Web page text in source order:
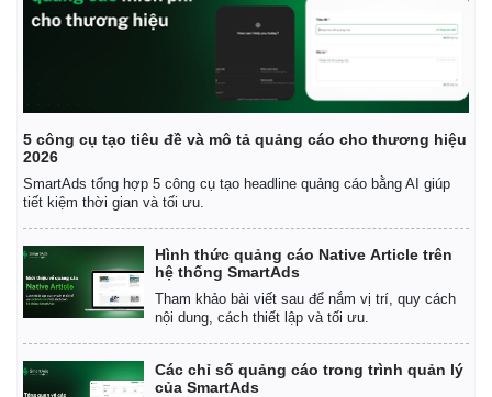
Thể thao
Bóng đá
Lịch thi đấu bóng đá
Thế giới thể thao
Hậu trường
Ô tô - Xe máy
Ô tô
Xe máy
Tư vấn
5 công cụ tạo tiêu đề và mô tả quảng cáo cho thương hiệu
2026
SmartAds tổng hợp 5 công cụ tạo headline quảng cáo bằng AI giúp
tiết kiệm thời gian và tối ưu.
Hình thức quảng cáo Native Article trên
hệ thống SmartAds
Tham khảo bài viết sau để nắm vị trí, quy cách
nội dung, cách thiết lập và tối ưu.
Các chỉ số quảng cáo trong trình quản lý
của SmartAds